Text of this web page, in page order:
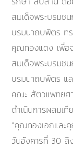
สมเด็จพระบรมช
บรมนาถบพิตร ท
คุณทองแดง เพื่อจ
สมเด็จพระบรมช
บรมนาถบพิตร แ
คณะ สัตวแพทยศ
ดำเนินการผสมเ
“คุณทองเอกและ
วันอังคารที่ 30 สิ